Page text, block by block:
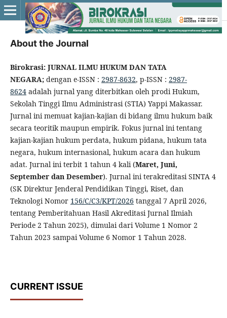
About the Journal
Birokrasi: JURNAL ILMU HUKUM DAN TATA
NEGARA; dengan e-ISSN : 2987-8632, p-ISSN : 2987-
8624adalah jurnal yang diterbitkan oleh prodi Hukum,
Sekolah Tinggi Ilmu Administrasi (STIA) Yappi Makassar.
Jurnal ini memuat kajian-kajian di bidang ilmu hukum baik
secara teoritik maupun empirik. Fokus jurnal ini tentang
kajian-kajian hukum perdata, hukum pidana, hukum tata
negara, hukum internasional, hukum acara dan hukum
adat. Jurnal ini terbit 1 tahun 4 kali (Maret, Juni,
September dan Desember). Jurnal ini terakreditasi SINTA 4
(SK Direktur Jenderal Pendidikan Tinggi, Riset, dan
Teknologi Nomor 156/C/C3/KPT/2026 tanggal 7 April 2026,
tentang Pemberitahuan Hasil Akreditasi Jurnal Ilmiah
Periode 2 Tahun 2025), dimulai dari Volume 1 Nomor 2
Tahun 2023 sampai Volume 6 Nomor 1 Tahun 2028.
CURRENT ISSUE